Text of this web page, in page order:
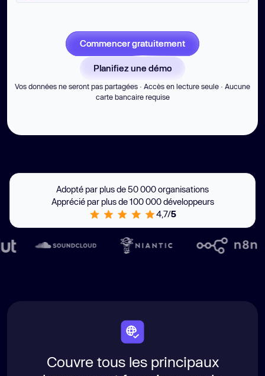
Commencer gratuitement
Planifiez une démo
Vos données ne seront pas partagées · Accès en lecture seule · Aucune
carte bancaire requise
Adopté par plus de 50 000 organisations
Apprécié par plus de 100 000 développeurs
4,7/5
Couvre tous les principaux